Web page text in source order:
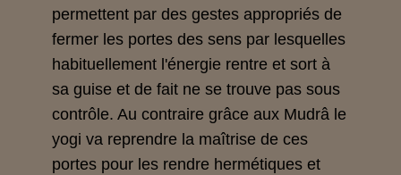
permettent par des gestes appropriés de
fermer les portes des sens par lesquelles
habituellement l'énergie rentre et sort à
sa guise et de fait ne se trouve pas sous
contrôle. Au contraire grâce aux Mudrâ le
yogi va reprendre la maîtrise de ces
portes pour les rendre hermétiques et